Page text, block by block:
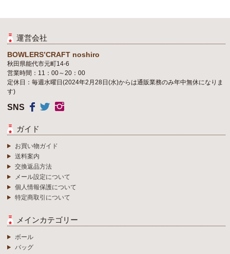
運営会社
BOWLERS’CRAFT noshiro
秋田県能代市元町14-6
営業時間：11：00～20：00
定休日：毎週水曜日(2024年2月28日(水)からは通販業務のみ年中無休になりま
す)
SNS
ガイド
お買い物ガイド
送料案内
交換返品方法
メール設定について
個人情報保護について
特定商取引について
メインカテゴリー
ボール
バッグ